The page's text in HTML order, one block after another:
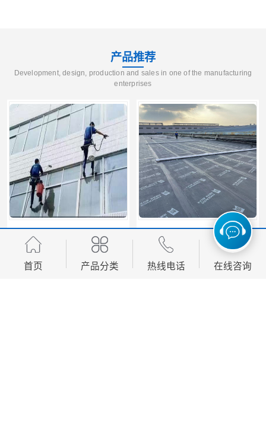
产品推荐
Development, design, production and sales in one of the manufacturing
enterprises
东莞清溪专业防水补漏公司/附近专业修房屋漏水电话
首页 产品分类 热线电话 在线咨询